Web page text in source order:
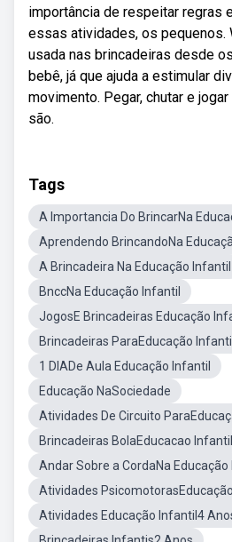
importância de respeitar regras
essas atividades, os pequenos.
usada nas brincadeiras desde
bebê, já que ajuda a estimular
movimento. Pegar, chutar e
são.
Tags
A Importancia Do BrincarNa
Aprendendo BrincandoNa
A Brincadeira Na Educação Infantil
BnccNa Educação Infantil
JogosE Brincadeiras Educação
Brincadeiras ParaEducação Infantil
1 DIADe Aula Educação Infantil
Educação NaSociedade
Atividades De Circuito
Brincadeiras BolaEducacao Infantil
Andar Sobre a CordaNa Educação
Atividades
Atividades Educação Infantil4